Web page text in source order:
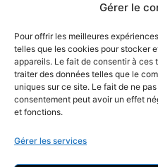
Gérer le
Pour offrir les meilleures
telles que les cookies pour stocker
appareils. Le fait de consentir à ces
traiter des données telles que le
uniques sur ce site. Le fait de ne
consentement peut avoir un effet
et fonctions.
Gérer les services
Optimisation technique
Optimisation contenu
À PROPOS
Damien Hernandez
Blog SEO